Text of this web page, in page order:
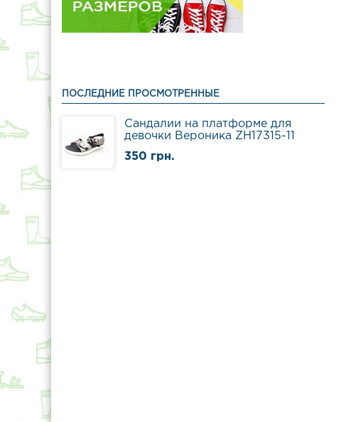
ПОСЛЕДНИЕ ПРОСМОТРЕННЫЕ
Сандалии на платформе для
девочки Вероника ZH17315-11
350 грн.